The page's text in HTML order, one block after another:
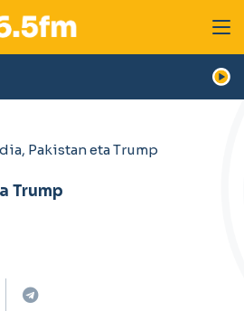
Pakistan eta Trump
Trump